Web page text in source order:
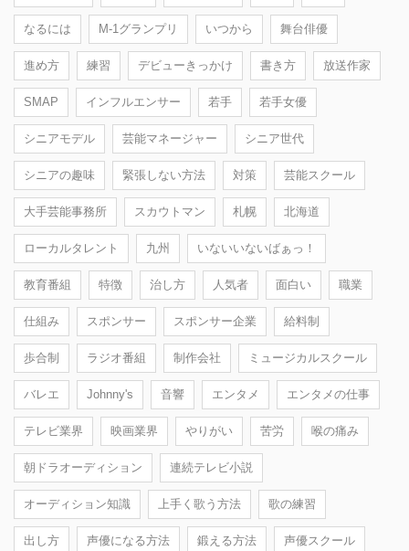
なるには M-1グランプリ いつから 舞台俳優
進め方 練習 デビューきっかけ 書き方 放送作家
SMAP インフルエンサー 若手 若手女優
シニアモデル 芸能マネージャー シニア世代
シニアの趣味 緊張しない方法 対策 芸能スクール
大手芸能事務所 スカウトマン 札幌 北海道
ローカルタレント 九州 いないいないばぁっ！
教育番組 特徴 治し方 人気者 面白い 職業
仕組み スポンサー スポンサー企業 給料制
歩合制 ラジオ番組 制作会社 ミュージカルスクール
バレエ Johnny's 音響 エンタメ エンタメの仕事
テレビ業界 映画業界 やりがい 苦労 喉の痛み
朝ドラオーディション 連続テレビ小説
オーディション知識 上手く歌う方法 歌の練習
出し方 声優になる方法 鍛える方法 声優スクール